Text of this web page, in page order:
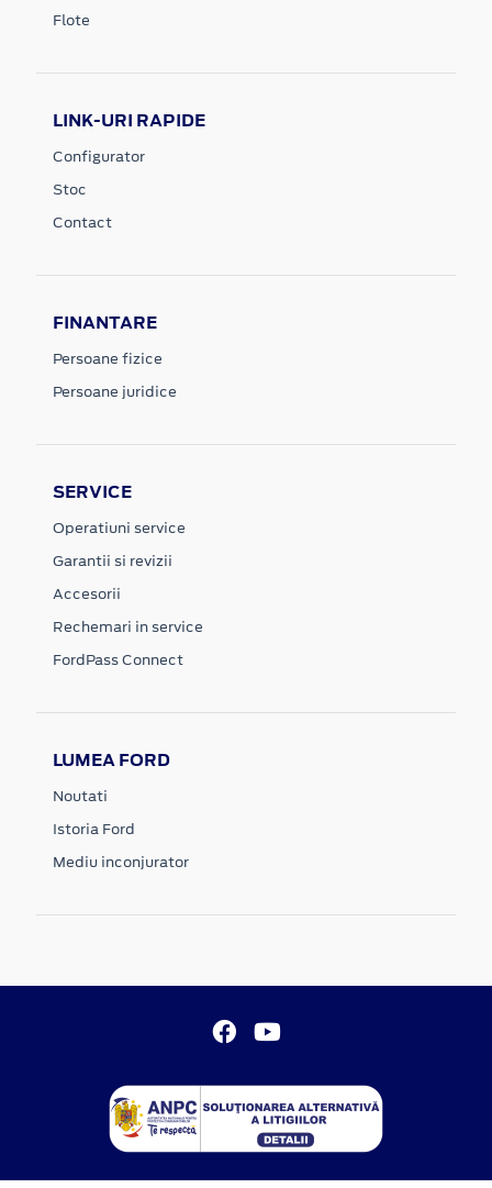
Flote
LINK-URI RAPIDE
Configurator
Stoc
Contact
FINANTARE
Persoane fizice
Persoane juridice
SERVICE
Operatiuni service
Garantii si revizii
Accesorii
Rechemari in service
FordPass Connect
LUMEA FORD
Noutati
Istoria Ford
Mediu inconjurator